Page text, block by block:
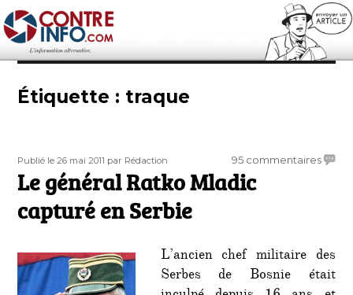
Contre-Info
Étiquette : traque
Publié
le
Publié le 26 mai 2011 Auteur
par Rédaction 95 commentairessur
en
Le général Ratko Mladic
capturé en Serbie
L’ancien chef militaire des
Serbes de Bosnie était